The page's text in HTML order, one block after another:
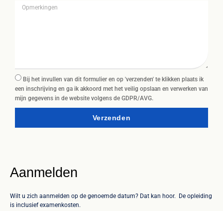
Aanmelden
Wilt u zich aanmelden op de genoemde datum? Dat kan hoor. De opleiding
is inclusief examenkosten.
Bij het invullen van dit formulier en op 'verzenden' te klikken plaats ik
een inschrijving en ga ik akkoord met het veilig opslaan en verwerken van
mijn gegevens in de website volgens de GDPR/AVG.
Verzenden